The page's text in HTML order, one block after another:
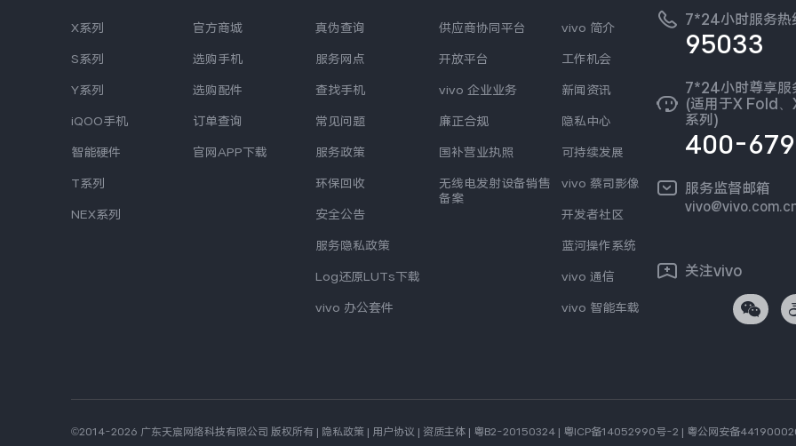
X系列
S系列
Y系列
iQOO手机
智能硬件
T系列
NEX系列
官方商城
选购手机
选购配件
订单查询
官网APP下载
真伪查询
服务网点
查找手机
常见问题
服务政策
环保回收
安全公告
服务隐私政策
Log还原LUTs下载
vivo 办公套件
供应商协同平台
开放平台
vivo 企业业务
廉正合规
国补营业执照
无线电发射设备销售
备案
vivo 简介
工作机会
新闻资讯
隐私中心
可持续发展
vivo 蔡司影像
开发者社区
蓝河操作系统
vivo 通信
vivo 智能车载
7*24小时服务热
95033
7*24小时尊享服
(适用于X Fold
系列)
400-
服务监督邮箱
关注vivo
©2014-2026 广东天宸网络科技有限公司 版权所有 | 隐私政策 | 用户协议 | 资质主体 | 粤B2-20150324 | 粤ICP备14052990号-2 | 粤公网安备